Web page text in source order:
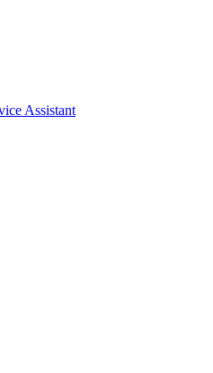
Assistant